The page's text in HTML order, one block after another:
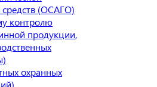
средств (ОСАГО)
контролю
продукции,
охранных